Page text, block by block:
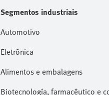
Segmentos industriais
Automotivo
Eletrônica
Alimentos e embalagens
Biotecnología, farmacêutico e